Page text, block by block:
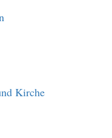
Kirche